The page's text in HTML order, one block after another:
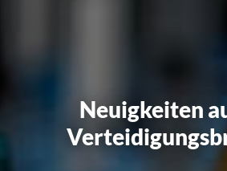
Neuigkeiten